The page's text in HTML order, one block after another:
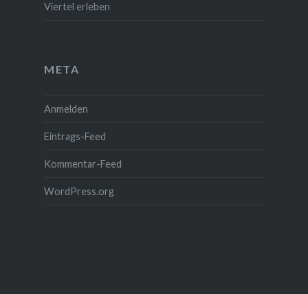
Viertel erleben
META
Anmelden
Eintrags-Feed
Kommentar-Feed
WordPress.org